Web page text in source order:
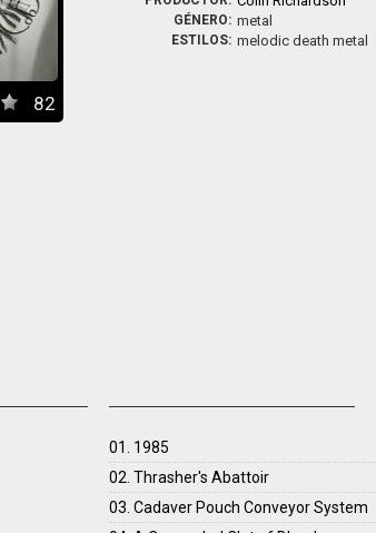
82
GÉNERO: metal
ESTILOS: melodic death metal
01. 1985
02. Thrasher's Abattoir
03. Cadaver Pouch Conveyor System